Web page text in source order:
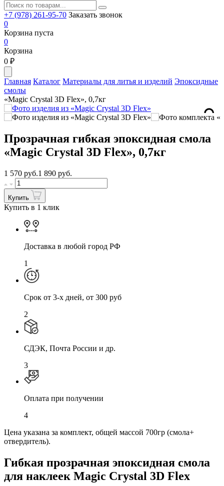
+7 (978) 261-95-70 Заказать звонок
0
Корзина пуста
0
Корзина
0 ₽
Главная Каталог Материалы для литья и изделий Эпоксидные
смолы
«Magic Crystal 3D Flex», 0,7кг
Прозрачная гибкая эпоксидная смола
«Magic Crystal 3D Flex», 0,7кг
1 570 руб.1 890 руб.
Купить
Купить в 1 клик
Доставка в любой город РФ
1
Cрок от 3-х дней, от 300 руб
2
СДЭК, Почта России и др.
3
Оплата при получении
4
Цена указана за комплект, общей массой 700гр (смола+
отвердитель).
Гибкая прозрачная эпоксидная смола
для наклеек Magic Crystal 3D Flex